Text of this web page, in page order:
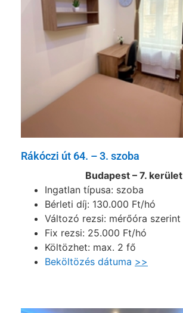
Rákóczi út 64. – 3. szoba
Budapest – 7. kerület
Ingatlan típusa: szoba
Bérleti díj: 130.000 Ft/hó
Változó rezsi: mérőóra szerint
Fix rezsi: 25.000 Ft/hó
Költözhet: max. 2 fő
Beköltözés dátuma >>